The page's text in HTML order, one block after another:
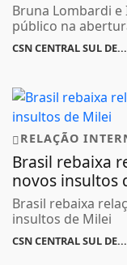
Bruna Lombardi
público na
CSN CENTRAL SUL DE...
RELAÇÃO
Brasil rebaixa
novos insultos
Brasil rebaixa
insultos de Milei
CSN CENTRAL SUL DE...